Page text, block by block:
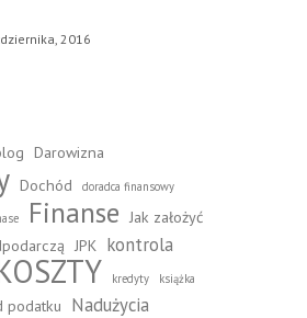
2016
Darowizna
Dochód doradca finansowy
Finanse Jak założyć
JPK kontrola
kredyty książka
podatku Nadużycia